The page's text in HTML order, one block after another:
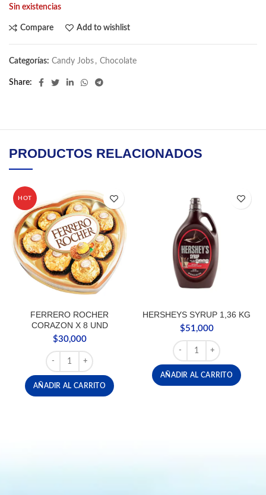
Sin existencias
Compare Add to wishlist
Categorías: Candy Jobs , Chocolate
Share
PRODUCTOS RELACIONADOS
HOT
FERRERO ROCHER
CORAZON X 8 UND
$30,000
FERRERO ROCHER CORAZON X 8 UND cantidad
AÑADIR AL CARRITO
HERSHEYS SYRUP 1,36 KG
$51,000
HERSHEYS SYRUP 1,36
AÑADIR AL CARRITO